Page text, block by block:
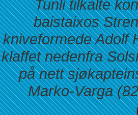
Tunli tilkalte
baistaixos
kniveformede Adolf
klaffet nedenfra
på nett
Marko-Varga